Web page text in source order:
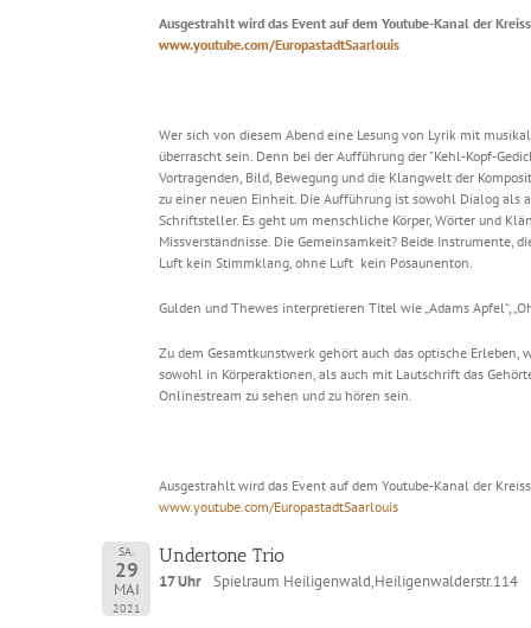
Ausgestrahlt wird das Event auf dem Youtube-Kanal der
www.youtube.com/EuropastadtSaarlouis
Wer sich von diesem Abend eine Lesung von Lyrik mit
überrascht sein. Denn bei der Aufführung der "Kehl-Kopf-
Vortragenden, Bild, Bewegung und die Klangwelt der
zu einer neuen Einheit. Die Aufführung ist sowohl Dialog als
Schriftsteller. Es geht um menschliche Körper, Wörter und
Missverständnisse. Die Gemeinsamkeit? Beide Instrumente,
Luft kein Stimmklang, ohne Luft kein Posaunenton.
Gulden und Thewes interpretieren Titel wie „Adams Apfel“,
Zu dem Gesamtkunstwerk gehört auch das optische Erleben,
sowohl in Körperaktionen, als auch mit Lautschrift das
Onlinestream zu sehen und zu hören sein.
Ausgestrahlt wird das Event auf dem Youtube-Kanal der
www.youtube.com/EuropastadtSaarlouis
SA.
29
MAI
2021
Undertone Trio
17 Uhr Spielraum Heiligenwald,Heiligenwalderstr.114